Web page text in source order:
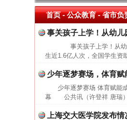
首页- 公众教育 -省市负
事关孩子上学！从幼
事关孩子上学！从幼
生近1.6亿人次，全国学生
少年逐梦赛场，体育
少年逐梦赛场 体育赋能
幕 公共讯（许登祥 唐瑞）
上海交大医学院发布情